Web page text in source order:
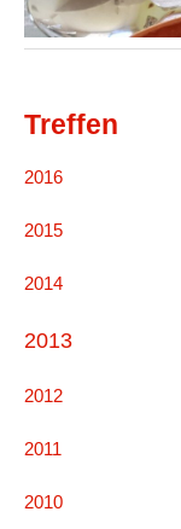
Treffen
2016
2015
2014
2013
2012
2011
2010